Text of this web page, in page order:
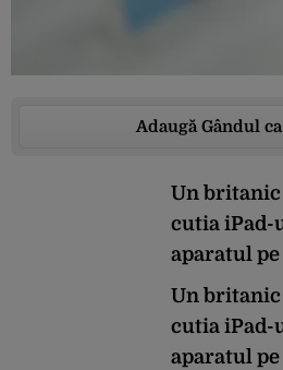
Adaugă Gândul
Un britanic
cutia iPad-
aparatul
Un britanic
cutia iPad-
aparatul